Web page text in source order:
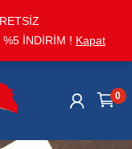
İNDİRİM ! Kapat
0